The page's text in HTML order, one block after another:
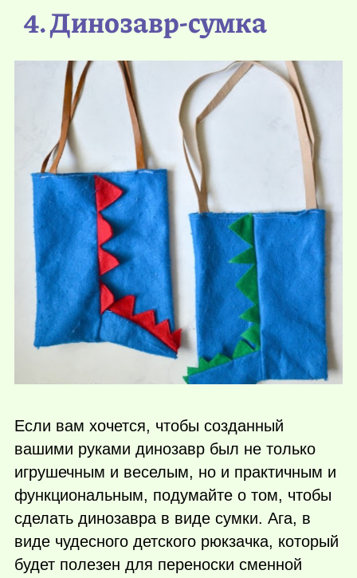
4. Динозавр-сумка
Если вам хочется, чтобы созданный
вашими руками динозавр был не только
игрушечным и веселым, но и практичным и
функциональным, подумайте о том, чтобы
сделать динозавра в виде сумки. Ага, в
виде чудесного детского рюкзачка, который
будет полезен для переноски сменной